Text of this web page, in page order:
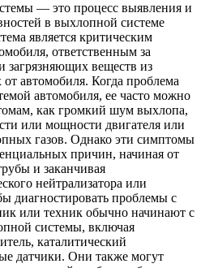
— это процесс выявления и
в выхлопной системе
является критическим
ответственным за
загрязняющих веществ из
автомобиля. Когда проблема
автомобиля, ее часто можно
как громкий шум выхлопа,
или мощности двигателя или
газов. Однако эти симптомы
причин, начиная от
и заканчивая
нейтрализатора или
диагностировать проблемы с
или техник обычно начинают с
системы, включая
каталитический
датчики. Они также могут